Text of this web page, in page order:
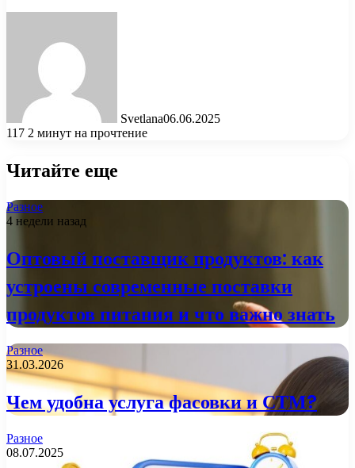
Svetlana06.06.2025
117 2 минут на прочтение
Читайте еще
Разное
4 недели назад
Оптовый поставщик продуктов: как
устроены современные поставки
продуктов питания и что важно знать
Разное
31.03.2026
Чем удобна услуга фасовки и СТМ?
Разное
08.07.2025